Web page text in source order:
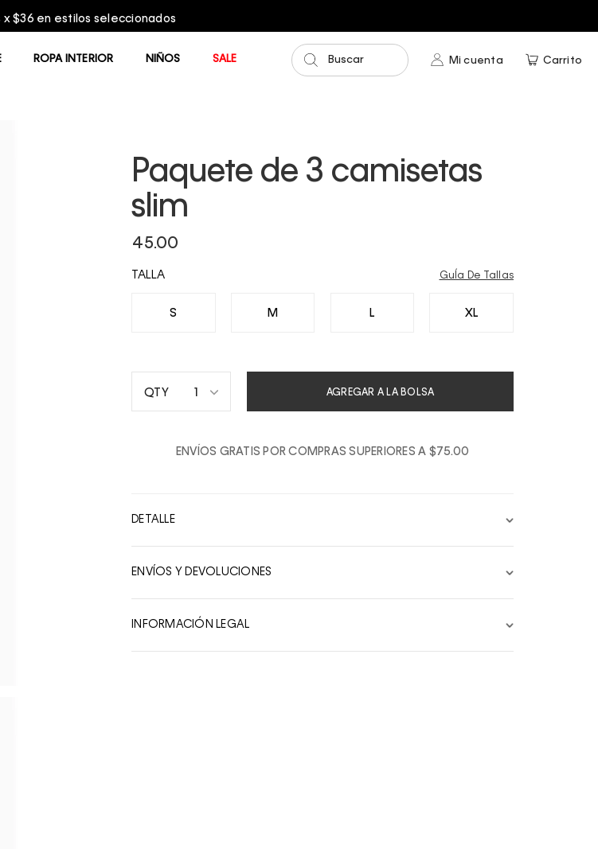
x $36 en estilos seleccionados
Buscar Mi cuenta Carrito
ROPA INTERIOR NIÑOS SALE
Paquete de 3 camisetas
slim
45.00
TALLA
S M L XL
GuÍa De Tallas
QTY 1
5
10
AGREGAR A LA BOLSA
ENVÍOS GRATIS POR COMPRAS SUPERIORES A $75.00
DETALLE
ENVÍOS Y DEVOLUCIONES
INFORMACIÓN LEGAL